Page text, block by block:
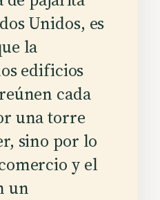
Unidos, es
la
edificios
cada
una torre
sino por lo
y el
un